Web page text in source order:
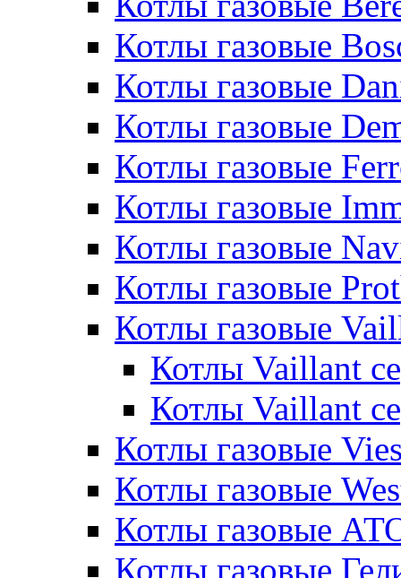
Котлы газовые
Котлы газовые
Котлы газовые
Котлы газовые
Котлы газовые
Котлы газовые
Котлы газовые
Котлы газовые
Котлы Vaillant
Котлы Vaillant
Котлы газовые
Котлы газовые
Котлы газовые
Котлы газовые